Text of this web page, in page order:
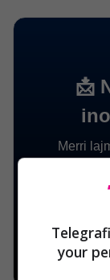
your